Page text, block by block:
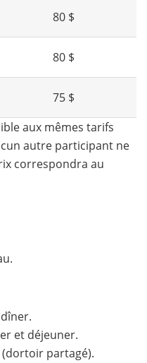
80 $
80 $
75 $
aux mêmes tarifs
autre participant ne
correspondra au
et déjeuner.
partagé).